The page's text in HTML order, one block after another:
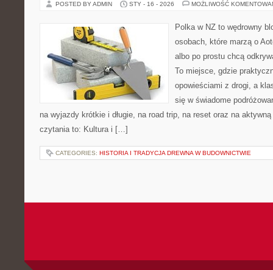
POSTED BY ADMIN STY - 16 - 2026 MOŻLIWOŚĆ
Polka w NZ to wędrowny
osobach, które marzą o
albo po prostu chcą
To miejsce, gdzie
opowieściami z drogi, a
się w świadome
na wyjazdy krótkie i długie, na road trip, na reset oraz na
czytania to: Kultura i […]
CATEGORIES: HISTORIA I TRADYCJA DREWNA W BUDOWNICTWIE